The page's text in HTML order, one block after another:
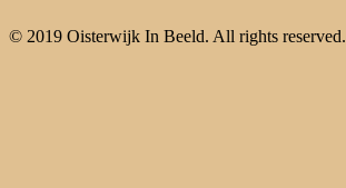
© 2019 Oisterwijk In Beeld. All rights reserved.